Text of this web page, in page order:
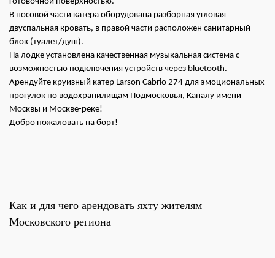
В носовой части катера оборудована разборная угловая
двуспальная кровать, в правой части расположен санитарный
блок (туалет/душ).
На лодке установлена качественная музыкальная система с
возможностью подключения устройств через bluetooth.
Арендуйте круизный катер Larson Cabrio 274 для эмоциональных
прогулок по водохранилищам Подмосковья, Каналу имени
Москвы и Москве-реке!
Добро пожаловать на борт!
Как и для чего арендовать яхту жителям
Московского региона